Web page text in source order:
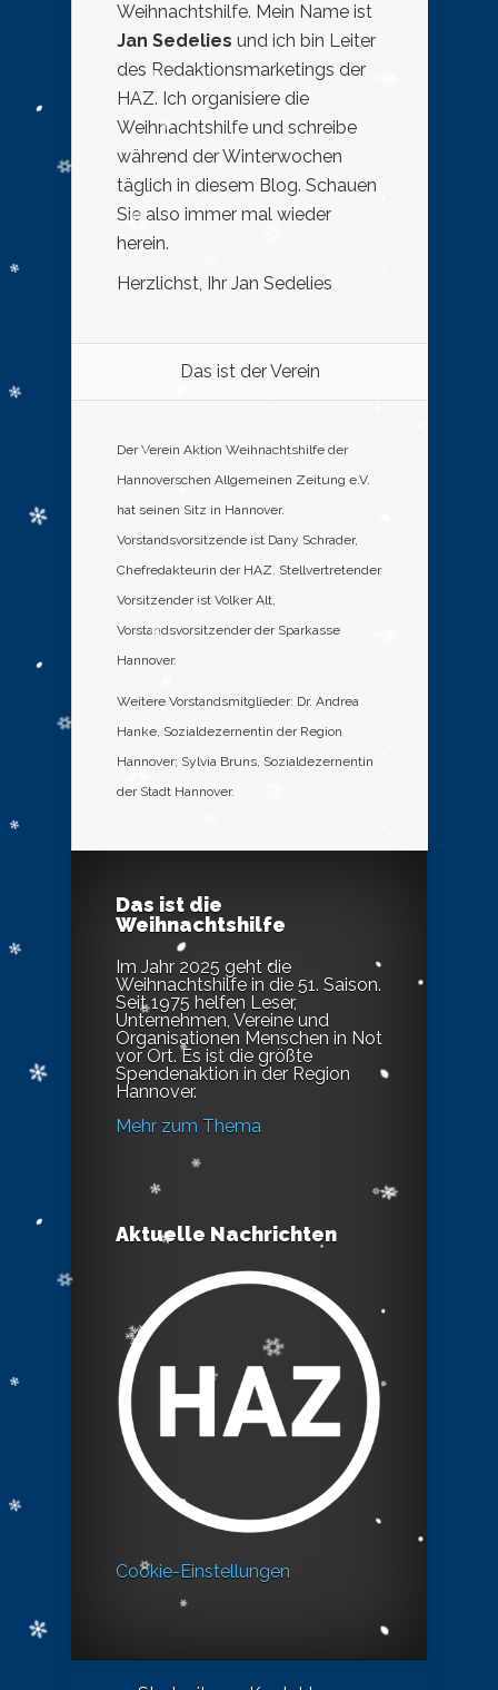
Weihnachtshilfe. Mein Name ist
Jan Sedelies und ich bin Leiter
des Redaktionsmarketings der
HAZ. Ich organisiere die
Weihnachtshilfe und schreibe
während der Winterwochen
täglich in diesem Blog. Schauen
Sie also immer mal wieder
herein.
Herzlichst, Ihr Jan Sedelies
Das ist der Verein
Der Verein Aktion Weihnachtshilfe der
Hannoverschen Allgemeinen Zeitung e.V.
hat seinen Sitz in Hannover.
Vorstandsvorsitzende ist Dany Schrader,
Chefredakteurin der HAZ. Stellvertretender
Vorsitzender ist Volker Alt,
Vorstandsvorsitzender der Sparkasse
Hannover.
Weitere Vorstandsmitglieder: Dr. Andrea
Hanke, Sozialdezernentin der Region
Hannover; Sylvia Bruns, Sozialdezernentin
der Stadt Hannover.
Das ist die
Weihnachtshilfe
Im Jahr 2025 geht die
Weihnachtshilfe in die 51. Saison.
Seit 1975 helfen Leser,
Unternehmen, Vereine und
Organisationen Menschen in Not
vor Ort. Es ist die größte
Spendenaktion in der Region
Hannover.
Mehr zum Thema
Aktuelle Nachrichten
Cookie-Einstellungen